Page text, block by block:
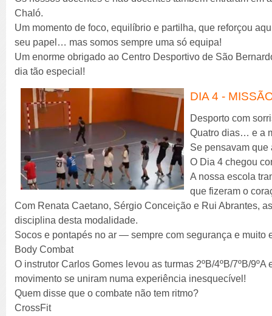
Chaló.
Um momento de foco, equilíbrio e partilha, que reforçou
seu papel… mas somos sempre uma só equipa!
Um enorme obrigado ao Centro Desportivo de São
dia tão especial!
DIA 4 -
Desporto com
Quatro dias… e a
Se pensavam
O Dia 4 chegou
A nossa escola
que fizeram o
Com Renata Caetano, Sérgio Conceição e Rui Abrantes,
disciplina desta modalidade.
Socos e pontapés no ar — sempre com segurança e muito
Body Combat
O instrutor Carlos Gomes levou as turmas 2ºB/4ºB/7ºB/
movimento se uniram numa experiência inesquecível!
Quem disse que o combate não tem ritmo?
CrossFit